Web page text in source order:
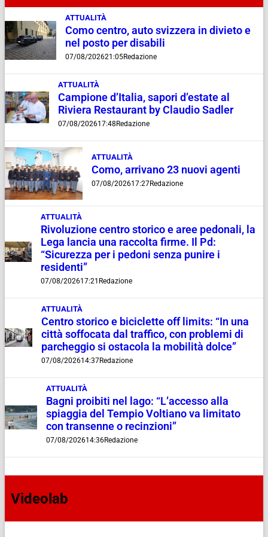
ATTUALITÀ
Como centro, auto svizzera in divieto e
nel posto per disabili
07/08/202621:05Redazione
ATTUALITÀ
Campione d’Italia, sapori d’estate al
Riviera Restaurant by Claudio Sadler
07/08/202617:48 Redazione
ATTUALITÀ
Como, arrivano 23 nuovi agenti
07/08/202617:27Redazione
ATTUALITÀ
Rivoluzione centro storico e aree pedonali, la
Lega lancia una raccolta firme. Il Pd:
“Sicurezza per i pedoni senza punire i
residenti”
07/08/202617:21 Redazione
ATTUALITÀ
Centro storico e biciclette off limits: “In una
città soffocata dal traffico, con problemi di
parcheggio si ostacola la mobilità dolce”
07/08/202614:37Redazione
ATTUALITÀ
Bagni proibiti nel lago: “L’accesso alla
spiaggia del Tempio Voltiano va limitato
con transenne o recinzioni”
07/08/202614:36Redazione
Videolab